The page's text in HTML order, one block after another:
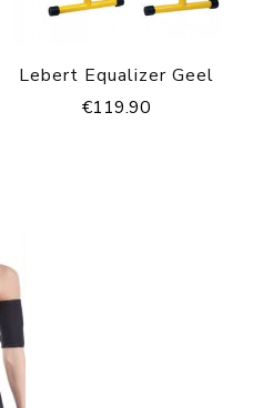
Lebert Equalizer Geel
€119.90